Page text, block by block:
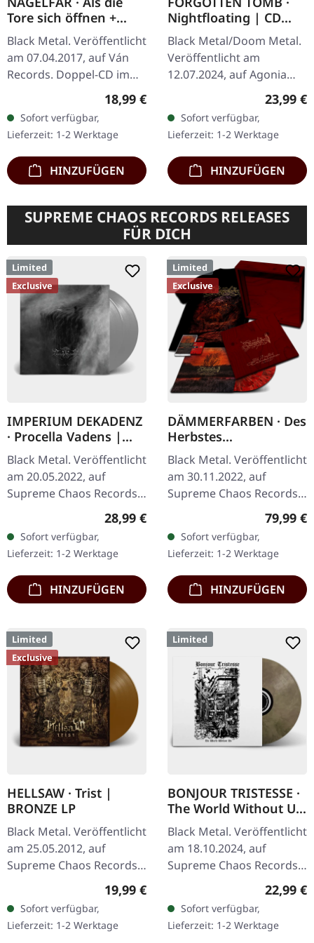
Tore sich öffnen +
Jagd | DIGIPAK 2CD
Black Metal. Veröffentlicht
am 07.04.2017, auf Ván
Records. Doppel-CD im
Digipak mit Schuber. Das
Album "Alte Welten" von
Nagelfar ist ein…
Regulärer Preis:
18,99 €
Sofort verfügbar,
Lieferzeit: 1-2 Werktage
HINZUFÜGEN
Nightfloating | CD
BOX
Black Metal/Doom Metal.
Veröffentlicht am
12.07.2024, auf Agonia
Records. CD Box mit
Flagge und Pin. Limitiert
auf 500 Stück. Forgotten
Tomb liefern…
23,99 €
Sofort verfügbar,
Lieferzeit: 1-2 Werktage
HINZUFÜGEN
SUPREME CHAOS RECORDS RELEASES
FÜR DICH
Limited
Exclusive
IMPERIUM DEKADENZ
· Procella Vadens |
SILVER 2LP
Black Metal. Veröffentlicht
am 20.05.2022, auf
Supreme Chaos Records.
Letzte Exemplare! #4-10
Silbernes Doppel-Vinyl im
Gatefold-Cover mit
bedrucktem…
Regulärer Preis:
28,99 €
Sofort verfügbar,
Lieferzeit: 1-2 Werktage
HINZUFÜGEN
Limited
Exclusive
DÄMMERFARBEN · Des
Herbstes
Trauerhymnen MMXX
| WOODEN LP BOX
Black Metal. Veröffentlicht
am 30.11.2022, auf
Supreme Chaos Records.
Mahaghoni-farbene Holz-
Box mit graviertem Logo,
Titel und…
79,99 €
Sofort verfügbar,
Lieferzeit: 1-2 Werktage
HINZUFÜGEN
Limited
Exclusive
HELLSAW · Trist |
BRONZE LP
Black Metal. Veröffentlicht
am 25.05.2012, auf
Supreme Chaos Records.
Schweres transparent
bronze farbenes Vinyl im
Gatefold-Cover mit
exklusivem…
Regulärer Preis:
19,99 €
Sofort verfügbar,
Lieferzeit: 1-2 Werktage
Limited
BONJOUR TRISTESSE ·
The World Without Us
| ECO RECYCLE LP
Black Metal. Veröffentlicht
am 18.10.2024, auf
Supreme Chaos Records.
Eco Recycle Vinyl mit
Insert, die Farbe kann
variieren, limitiert auf
100…
22,99 €
Sofort verfügbar,
Lieferzeit: 1-2 Werktage